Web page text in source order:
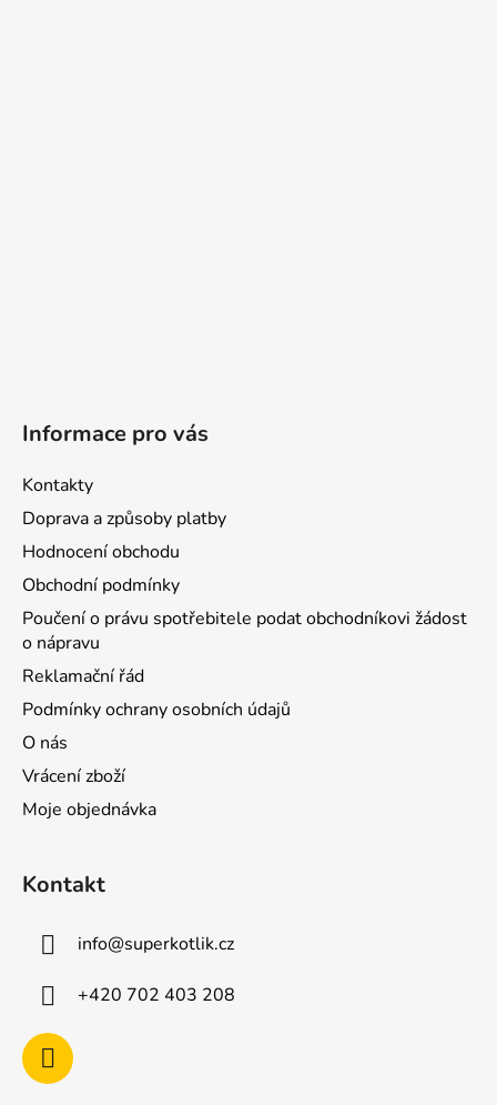
Informace pro vás
Kontakty
Doprava a způsoby platby
Hodnocení obchodu
Obchodní podmínky
Poučení o právu spotřebitele podat obchodníkovi žádost
o nápravu
Reklamační řád
Podmínky ochrany osobních údajů
O nás
Vrácení zboží
Moje objednávka
Kontakt
info@superkotlik.cz
+420 702 403 208